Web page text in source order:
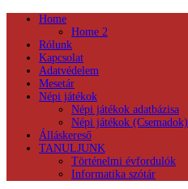
Home
Home 2
Rólunk
Kapcsolat
Adatvédelem
Mesetár
Népi játékok
Népi játékok adatbázisa
Népi játékok (Csemadok)
Álláskereső
TANULJUNK
Történelmi évfordulók
Informatika szótár